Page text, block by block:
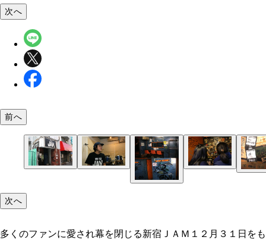
多くのファンに愛され幕を閉じる新宿ＪＡＭ
店長就任前から音楽業界に身を置く石塚氏。昨今
スピッツがメジャーデビューする前に貼っていっ
次へ
前へ
次へ
多くのファンに愛され幕を閉じる新宿ＪＡＭ１２月３１日をも